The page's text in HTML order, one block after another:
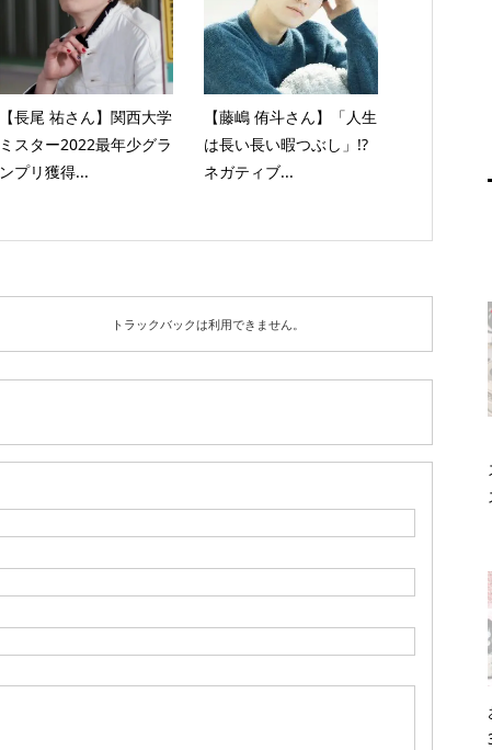
【長尾 祐さん】関西大学
ミスター2022最年少グラ
ンプリ獲得...
【藤嶋 侑斗さん】「人生
は長い長い暇つぶし」!?
ネガティブ...
トラックバックは利用できません。